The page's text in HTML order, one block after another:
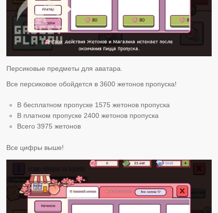
Персиковые предметы для аватара.
Все персиковое обойдется в 3600 жетонов пропуска!
В бесплатном пропуске 1575 жетонов пропуска
В платном пропуске 2400 жетонов пропуска
Всего 3975 жетонов
Все цифры выше!